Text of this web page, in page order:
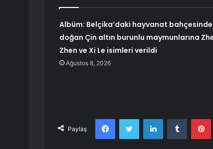
Albüm: Belçika’daki hayvanat bahçesinde
doğan Çin altın burunlu maymunlarına
Zhen ve Xi Le isimleri verildi
Ağustos 8, 2026
Paylaş
FacebookTwitter LinkedInTumblr